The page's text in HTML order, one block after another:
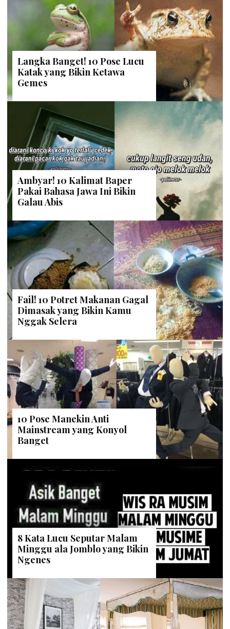
Langka Banget! 10 Pose Lucu
Katak yang Bikin Ketawa
Gemes
Ambyar! 10 Kalimat Baper
Pakai Bahasa Jawa Ini Bikin
Galau Abis
Fail! 10 Potret Makanan Gagal
Dimasak yang Bikin Kamu
Nggak Selera
10 Pose Manekin Anti
Mainstream yang Konyol
Banget
8 Kata Lucu Seputar Malam
Minggu ala Jomblo yang Bikin
Ngenes